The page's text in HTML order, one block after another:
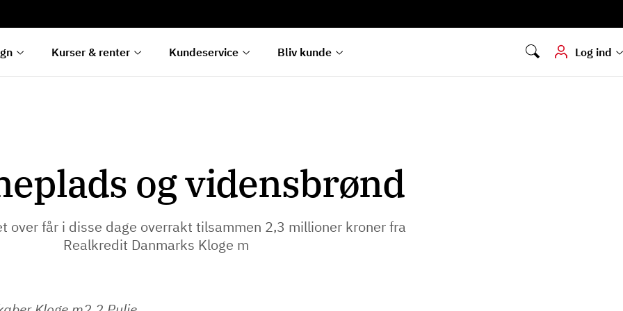
Kurser & renter Kundeservice Bliv kunde Log ind
Hvis du skal
dokumenter digitalt
og vidensbrønd
over får i disse dage overrakt tilsammen 2,3 millioner kroner fra
Realkredit Danmarks Kloge m